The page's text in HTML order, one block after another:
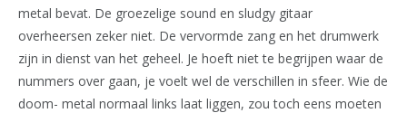
metal bevat. De groezelige sound en sludgy gitaar
overheersen zeker niet. De vervormde zang en het drumwerk
zijn in dienst van het geheel. Je hoeft niet te begrijpen waar de
nummers over gaan, je voelt wel de verschillen in sfeer. Wie de
doom- metal normaal links laat liggen, zou toch eens moeten